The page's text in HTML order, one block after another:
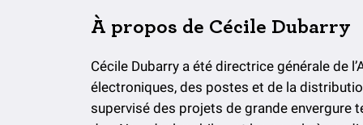
À propos de Cécile Dubarry
Cécile Dubarry a été directrice générale de
électroniques, des postes et de la
supervisé des projets de grande envergure